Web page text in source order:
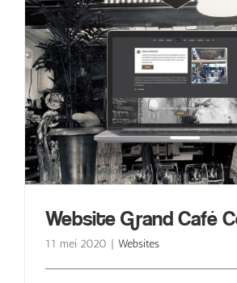
Website Grand Café
11 mei 2020 | Websites